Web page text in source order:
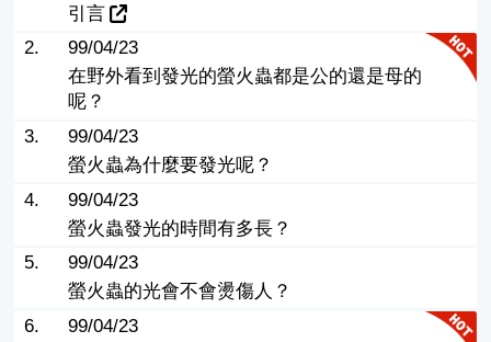
引言
2.
99/04/23
在野外看到發光的螢火蟲都是公的還是母的
呢？
3.
99/04/23
螢火蟲為什麼要發光呢？
4.
99/04/23
螢火蟲發光的時間有多長？
5.
99/04/23
螢火蟲的光會不會燙傷人？
6.
99/04/23